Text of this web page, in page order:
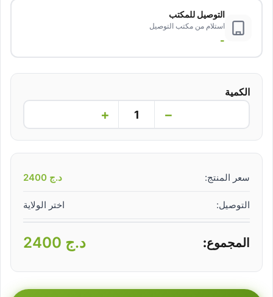
التوصيل للمكتب
استلام من مكتب التوصيل
-
الكمية
−
+
سعر المنتج: د.ج
التوصيل: اختر الولاية
المجموع: د.ج